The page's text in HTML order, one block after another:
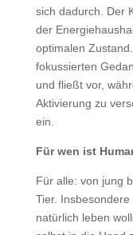
sich dadurch. Der
der
optimalen
fokussierten
und fließt vor,
Aktivierung zu
ein.
Für wen ist
Für alle: von jung
Tier.
natürlich leben